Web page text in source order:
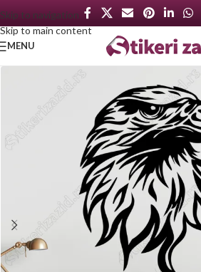
Skip to navigation
Skip to main content
MENU